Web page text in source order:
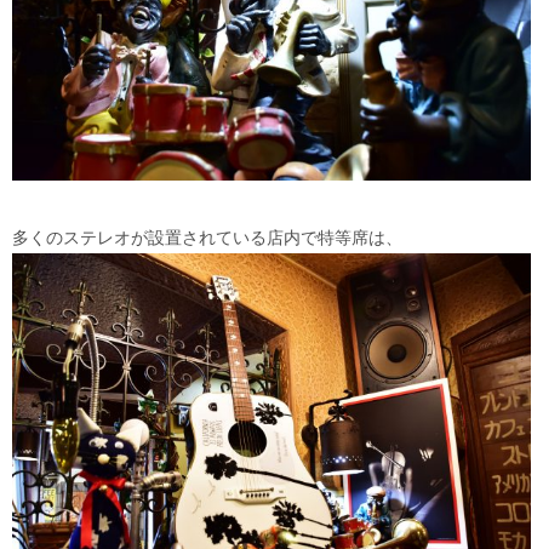
多くのステレオが設置されている店内で特等席は、